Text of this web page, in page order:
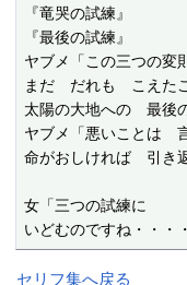
『竜哭の試練』
『最後の試練』
ヤブメ「この三つの変
まだ　だれも　こえた
太陽の大地への　最後
ヤブメ「悪いことは　
命がおしければ　引き
女「三つの試練に
いどむのですね・・・
セリフ集へ戻る